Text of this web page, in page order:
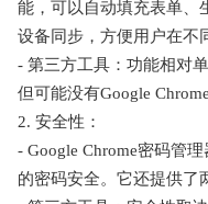
能，可以自动填充表单、
设备同步，方便用户在不
- 第三方工具：功能相对
但可能没有Google
2. 安全性：
- Google Chrome密码管
的密码安全。它还提供了